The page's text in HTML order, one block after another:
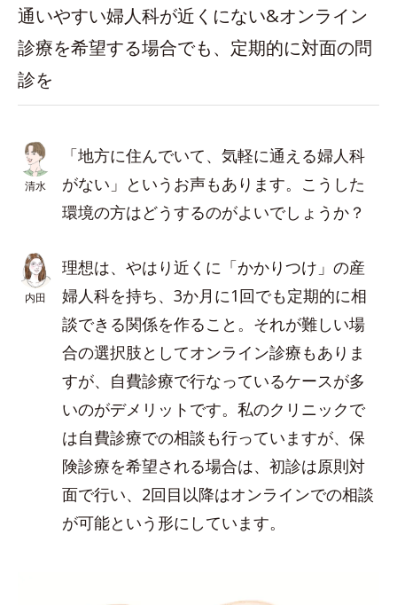
通いやすい婦人科が近くにない&オンライン
診療を希望する場合でも、定期的に対面の問
診を
清水
「地方に住んでいて、気軽に通える婦人科
がない」というお声もあります。こうした
環境の方はどうするのがよいでしょうか？
内田
理想は、やはり近くに「かかりつけ」の産
婦人科を持ち、3か月に1回でも定期的に相
談できる関係を作ること。それが難しい場
合の選択肢としてオンライン診療もありま
すが、自費診療で行なっているケースが多
いのがデメリットです。私のクリニックで
は自費診療での相談も行っていますが、保
険診療を希望される場合は、初診は原則対
面で行い、2回目以降はオンラインでの相談
が可能という形にしています。